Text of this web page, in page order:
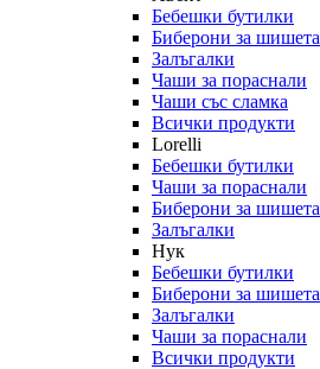
Бебешки бутилки
Биберони за шишета
Залъгалки
Чаши за пораснали
Чаши със сламка
Всички продукти
Lorelli
Бебешки бутилки
Чаши за пораснали
Биберони за шишета
Залъгалки
Нук
Бебешки бутилки
Биберони за шишета
Залъгалки
Чаши за пораснали
Всички продукти